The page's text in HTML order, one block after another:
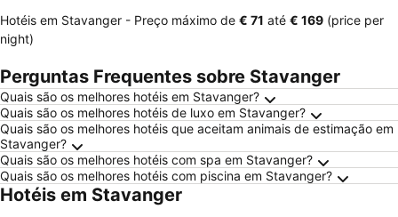
Hotéis em Stavanger - Preço máximo de ‎€ 71 até ‎€ 169 (price per
night)
Perguntas Frequentes sobre Stavanger
Quais são os melhores hotéis em Stavanger?
Quais são os melhores hotéis de luxo em Stavanger?
Quais são os melhores hotéis que aceitam animais de estimação em
Stavanger?
Quais são os melhores hotéis com spa em Stavanger?
Quais são os melhores hotéis com piscina em Stavanger?
Hotéis em Stavanger